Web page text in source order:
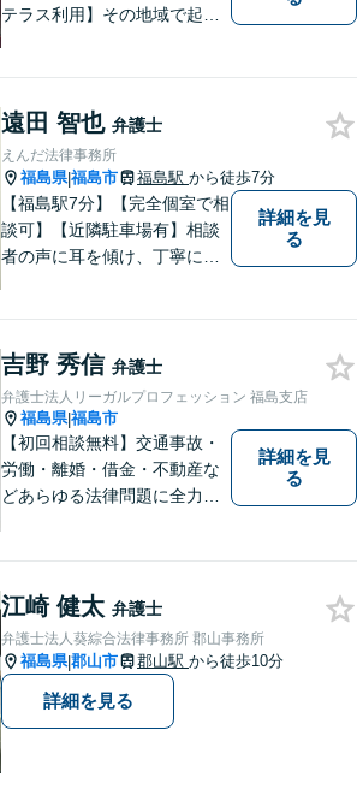
テラス利用】その地域で起こ
原動力です。トラブルがより
複雑化してしまう前に、ぜひ
お気軽にご連絡ください。
遠田 智也 弁護士
えんだ法律事務所
福島県|福島市 福島駅 から徒歩7分
【福島駅7分】【完全個室で相
談可】【近隣駐車場有】相談
者の声に耳を傾け、丁寧にわ
った」と思っていただけるよ
うに全力を尽くしていきま
す。
詳細を見
る
吉野 秀信 弁護士
弁護士法人リーガルプロフェッション 福島支店
福島県|福島市
【初回相談無料】交通事故・
労働・離婚・借金・不動産な
どあらゆる法律問題に全力を
す。お困りの方はまずはご相
談ください。
詳細を見
る
江崎 健太 弁護士
弁護士法人葵綜合法律事務所 郡山事務所
福島県|郡山市 郡山駅 から徒歩10分
詳細を見る